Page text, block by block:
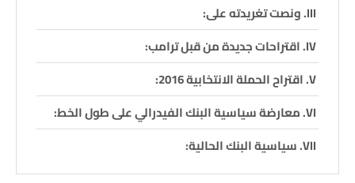
ونصت تغريدته على:
اقتراحات جديدة من قبل ترامب:
اقتراح الحملة الانتخابية 2016:
معارضة سياسية البنك الفيدرالي على طول الخط:
سياسية البنك الحالية: